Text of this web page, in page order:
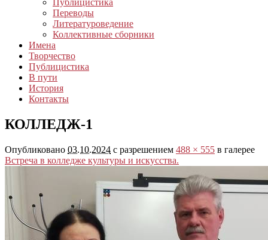
Публицистика
Переводы
Литературоведение
Коллективные сборники
Имена
Творчество
Публицистика
В пути
История
Контакты
КОЛЛЕДЖ-1
Опубликовано 03.10.2024 с разрешением 488 × 555 в галерее
Встреча в колледже культуры и искусства.